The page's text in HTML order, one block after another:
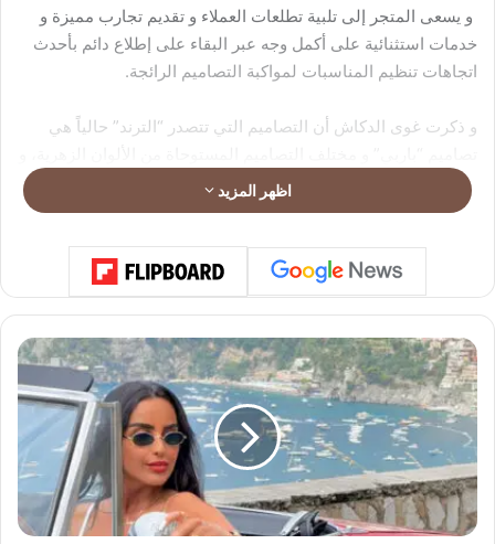
و يسعى المتجر إلى تلبية تطلعات العملاء و تقديم تجارب مميزة و
خدمات استثنائية على أكمل وجه عبر البقاء على إطلاع دائم بأحدث
اتجاهات تنظيم المناسبات لمواكبة التصاميم الرائجة.
و ذكرت غوى الدكاش أن التصاميم التي تتصدر “الترند” حالياً هي
كبيراً و نسب مشاهدة قياسية على المستوى العالمي، فهو القضية
اظهر المزيد
ا
ل
ف
ن
ن
ة
م
ن